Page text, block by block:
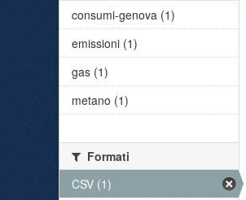
consumi-genova (1)
emissioni (1)
gas (1)
metano (1)
Formati
CSV (1)